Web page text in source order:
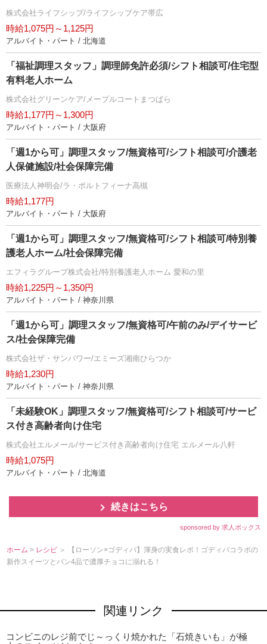
株式会社ライフシップ/ライフシップケア帯広
時給1,075円～1,125円
アルバイト・パート / 北海道
「福祉調理スタッフ」調理師免許必須/シフト相談可/住宅型
有料老人ホーム
株式会社グリーンケア/メープルコートまつばら
時給1,177円～1,300円
アルバイト・パート / 大阪府
「週1から可」調理スタッフ/無資格可/シフト相談可/介護老
人保健施設/社会保障完備
医療法人神明会/ラ・ポルトフィーナ高槻
時給1,177円
アルバイト・パート / 大阪府
「週1から可」調理スタッフ/無資格可/シフト相談可/特別養
護老人ホーム/社会保障完備
エフィラグループ株式会社/特別養護老人ホーム 愛和の里
時給1,225円～1,350円
アルバイト・パート / 神奈川県
「週1から可」調理スタッフ/無資格可/午前のみ/デイサービ
ス/社会保障完備
株式会社ザ・サンパワー/エミーズ湘南ひらつか
時給1,230円
アルバイト・パート / 神奈川県
「未経験OK」調理スタッフ/無資格可/シフト相談可/サービ
ス付き高齢者向け住宅
株式会社エルメール/サービス付き高齢者向け住宅 エルメール八軒
時給1,075円
アルバイト・パート / 北海道
続きはこちら
sponsored by 求人ボックス
ホーム > レシピ ＞ 【ローソン×ゴディバ】渾身の実食レポ！ゴディバコラボの
新作スイーツとパン4品で濃厚チョコに溺れる！
関連リンク
コンビニのレジ前でじ～っくり焼かれた「石焼きいも」が極